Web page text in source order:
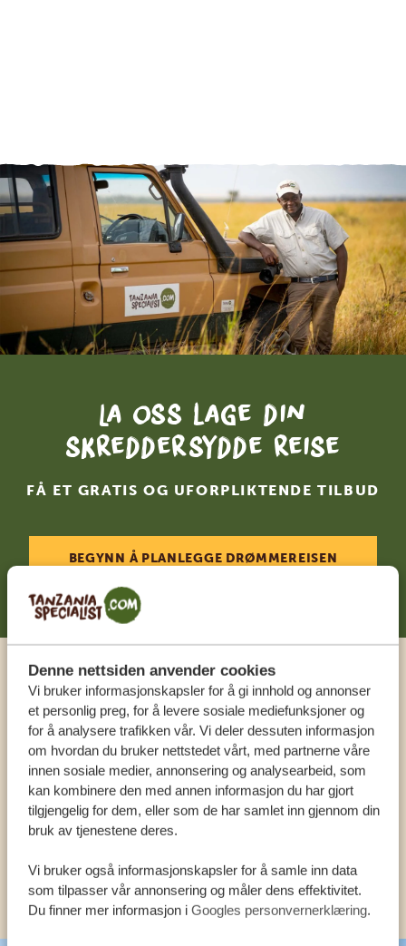
Denne nettsiden anvender cookies
Vi bruker informasjonskapsler for å gi innhold og annonser
et personlig preg, for å levere sosiale mediefunksjoner og
for å analysere trafikken vår. Vi deler dessuten informasjon
om hvordan du bruker nettstedet vårt, med partnerne våre
innen sosiale medier, annonsering og analysearbeid, som
kan kombinere den med annen informasjon du har gjort
tilgjengelig for dem, eller som de har samlet inn gjennom din
bruk av tjenestene deres.
Vi bruker også informasjonskapsler for å samle inn data
som tilpasser vår annonsering og måler dens effektivitet.
Du finner mer informasjon i Googles personvernerklæring.
La oss lage din
skreddersydde reise
FÅ ET GRATIS OG UFORPLIKTENDE TILBUD
BEGYNN Å PLANLEGGE DRØMMEREISEN
DIN
Ring en ekspert
VÅRE SPESIALISTER ER HER FOR Å HJELPE
DEG
NORSK:
ANDRE LAND